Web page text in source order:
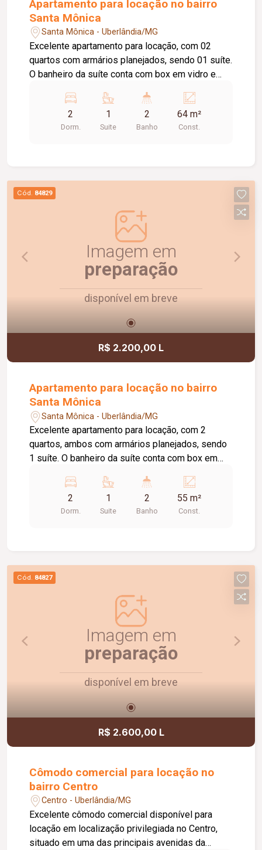
Apartamento para locação no bairro
Santa Mônica
Santa Mônica - Uberlândia/MG
Excelente apartamento para locação, com 02
quartos com armários planejados, sendo 01 suíte.
O banheiro da suíte conta com box em vidro e
bem iluminada, sacada com churrasqueira,
cozinha com armários planejados e cooktop, área
de serviço com armário e 01 banheiro social com
capacidade para 02 carros. Um imóvel
confortável, funcional e pronto para morar.
Agende uma visita e conheça!
2
Dorm.
1
Suite
2
Banho
64 m²
Const.
Cód. 84829
Imagem em
preparação
disponível em breve
R$ 2.200,00 L
Apartamento para locação no bairro
Santa Mônica
Santa Mônica - Uberlândia/MG
Excelente apartamento para locação, com 2
quartos, ambos com armários planejados, sendo
1 suíte. O banheiro da suíte conta com box em
ampla e bem iluminada, sacada com
churrasqueira, cozinha com armários planejados e
cooktop, área de serviço com armário e banheiro
com capacidade para 2 carros. Um imóvel
confortável, funcional e pronto para morar.
Agende uma visita e conheça!
2
Dorm.
1
Suite
2
Banho
55 m²
Const.
Cód. 84827
Imagem em
preparação
disponível em breve
R$ 2.600,00 L
Cômodo comercial para locação no
bairro Centro
Centro - Uberlândia/MG
Excelente cômodo comercial disponível para
locação em localização privilegiada no Centro,
situado em uma das principais avenidas da